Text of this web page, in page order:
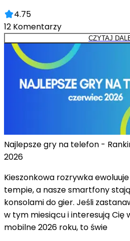
4.75
12 Komentarzy
CZYTAJ
Najlepsze gry na telefon -
2026
Kieszonkowa rozrywka
tempie, a nasze smartfony
konsolami do gier. Jeśli
w tym miesiącu i interesują Cię
mobilne 2026 roku, to świe